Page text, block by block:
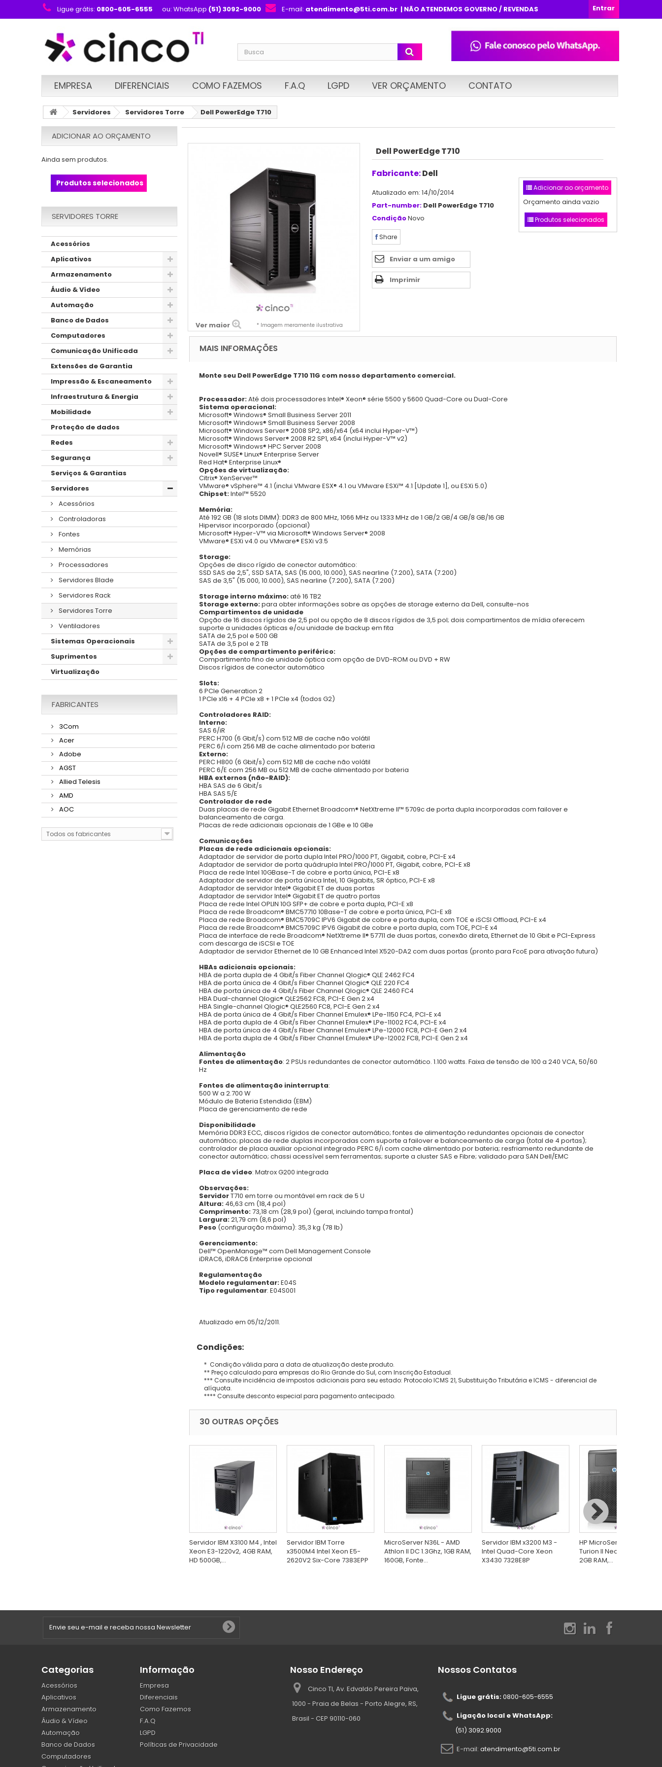
Entrar
Ligue grátis: 0800-605-6555 ou: WhatsApp (51) 3092-9000 E-mail: atendimento@5ti.com.br| NÃO ATENDEMOS GOVERNO / REVENDAS
EMPRESA DIFERENCIAIS COMO FAZEMOS F.A.Q LGPD VER ORÇAMENTO CONTATO
Servidores Servidores Torre Dell PowerEdge T710
ADICIONAR AO ORÇAMENTO
Ainda sem produtos.
Produtos selecionados
SERVIDORES TORRE
Acessórios
Aplicativos
Armazenamento
Áudio & Vídeo
Automação
Banco de Dados
Computadores
Comunicação Unificada
Extensões de Garantia
Impressão & Escaneamento
Infraestrutura & Energia
Mobilidade
Proteção de dados
Redes
Segurança
Serviços & Garantias
Servidores
Acessórios
Controladoras
Fontes
Memórias
Processadores
Servidores Blade
Servidores Rack
Servidores Torre
Ventiladores
Sistemas Operacionais
Suprimentos
Virtualização
FABRICANTES
3Com
Acer
Adobe
AGST
Allied Telesis
AMD
AOC
Todos os fabricantes
Ver maior * Imagem meramente ilustrativa
Dell PowerEdge T710
Fabricante:Dell
Atualizado em: 14/10/2014
Part-number: Dell PowerEdge T710
CondiçãoNovo
Share
Enviar a um amigo
Imprimir
Adicionar ao orçamento
Orçamento ainda vazio
Produtos selecionados
MAIS INFORMAÇÕES
Monte seu Dell PowerEdge T710 11G com nosso departamento comercial.
Processador:Até dois processadores Intel® Xeon® série 5500 y 5600 Quad-Core ou Dual-Core
Sistema operacional:
Microsoft® Windows® Small Business Server 2011
Microsoft® Windows® Small Business Server 2008
Microsoft® Windows Server® 2008 SP2, x86/x64 (x64 inclui Hyper-V™)
Microsoft® Windows Server® 2008 R2 SP1, x64 (inclui Hyper-V™ v2)
Microsoft® Windows® HPC Server 2008
Novell® SUSE® Linux® Enterprise Server
Red Hat® Enterprise Linux®
Opções de virtualização:
Citrix® XenServer™
VMware® vSphere™ 4.1 (inclui VMware ESX® 4.1 ou VMware ESXi™ 4.1 [Update 1], ou ESXi 5.0)
Chipset:Intel™ 5520
Memória:
Até 192 GB (18 slots DIMM): DDR3 de 800 MHz, 1066 MHz ou 1333 MHz de 1 GB/2 GB/4 GB/8 GB/16 GB
Hipervisor incorporado (opcional)
Microsoft® Hyper-V™ via Microsoft® Windows Server® 2008
VMware® ESXi v4.0 ou VMware® ESXi v3.5
Storage:
Opções de disco rígido de conector automático:
SSD SAS de 2,5", SSD SATA, SAS (15.000, 10.000), SAS nearline (7.200), SATA (7.200)
SAS de 3,5" (15.000, 10.000), SAS nearline (7.200), SATA (7.200)
Storage interno máximo:até 16 TB2
Storage externo:para obter informações sobre as opções de storage externo da Dell, consulte-nos
Compartimentos de unidade
Opção de 16 discos rígidos de 2,5 pol ou opção de 8 discos rígidos de 3,5 pol; dois compartimentos de mídia oferecem
suporte a unidades ópticas e/ou unidade de backup em fita
SATA de 2,5 pol e 500 GB
SATA de 3,5 pol e 2 TB
Opções de compartimento periférico:
Compartimento fino de unidade óptica com opção de DVD-ROM ou DVD + RW
Discos rígidos de conector automático
Slots:
6 PCIe Generation 2
1 PCIe x16 + 4 PCIe x8 + 1 PCIe x4 (todos G2)
Controladores RAID:
Interno:
SAS 6/iR
PERC H700 (6 Gbit/s) com 512 MB de cache não volátil
PERC 6/i com 256 MB de cache alimentado por bateria
Externo:
PERC H800 (6 Gbit/s) com 512 MB de cache não volátil
PERC 6/E com 256 MB ou 512 MB de cache alimentado por bateria
HBA externos (não-RAID):
HBA SAS de 6 Gbit/s
HBA SAS 5/E
Controlador de rede
Duas placas de rede Gigabit Ethernet Broadcom® NetXtreme II™ 5709c de porta dupla incorporadas com failover e
balanceamento de carga.
Placas de rede adicionais opcionais de 1 GBe e 10 GBe
Comunicações
Placas de rede adicionais opcionais:
Adaptador de servidor de porta dupla Intel PRO/1000 PT, Gigabit, cobre, PCI-E x4
Adaptador de servidor de porta quádrupla Intel PRO/1000 PT, Gigabit, cobre, PCI-E x8
Placa de rede Intel 10GBase-T de cobre e porta única, PCI-E x8
Adaptador de servidor de porta única Intel, 10 Gigabits, SR óptico, PCI-E x8
Adaptador de servidor Intel® Gigabit ET de duas portas
Adaptador de servidor Intel® Gigabit ET de quatro portas
Placa de rede Intel OPLIN 10G SFP+ de cobre e porta dupla, PCI-E x8
Placa de rede Broadcom® BMC57710 10Base-T de cobre e porta única, PCI-E x8
Placa de rede Broadcom® BMC5709C IPV6 Gigabit de cobre e porta dupla, com TOE e iSCSI Offload, PCI-E x4
Placa de rede Broadcom® BMC5709C IPV6 Gigabit de cobre e porta dupla, com TOE, PCI-E x4
Placa de interface de rede Broadcom® NetXtreme II® 57711 de duas portas, conexão direta, Ethernet de 10 Gbit e PCI-Express
com descarga de iSCSI e TOE
Adaptador de servidor Ethernet de 10 GB Enhanced Intel X520-DA2 com duas portas (pronto para FcoE para ativação futura)
HBAs adicionais opcionais:
HBA de porta dupla de 4 Gbit/s Fiber Channel Qlogic® QLE 2462 FC4
HBA de porta única de 4 Gbit/s Fiber Channel Qlogic® QLE 220 FC4
HBA de porta única de 4 Gbit/s Fiber Channel Qlogic® QLE 2460 FC4
HBA Dual-channel Qlogic® QLE2562 FC8, PCI-E Gen 2 x4
HBA Single-channel Qlogic® QLE2560 FC8, PCI-E Gen 2 x4
HBA de porta única de 4 Gbit/s Fiber Channel Emulex® LPe-1150 FC4, PCI-E x4
HBA de porta dupla de 4 Gbit/s Fiber Channel Emulex® LPe-11002 FC4, PCI-E x4
HBA de porta única de 4 Gbit/s Fiber Channel Emulex® LPe-12000 FC8, PCI-E Gen 2 x4
HBA de porta dupla de 4 Gbit/s Fiber Channel Emulex® LPe-12002 FC8, PCI-E Gen 2 x4
Alimentação
Fontes de alimentação: 2 PSUs redundantes de conector automático. 1.100 watts. Faixa de tensão de 100 a 240 VCA, 50/60
Hz
Fontes de alimentação ininterrupta:
500 W a 2.700 W
Módulo de Bateria Estendida (EBM)
Placa de gerenciamento de rede
Disponibilidade
Memória DDR3 ECC, discos rígidos de conector automático; fontes de alimentação redundantes opcionais de conector
automático; placas de rede duplas incorporadas com suporte a failover e balanceamento de carga (total de 4 portas);
controlador de placa auxiliar opcional integrado PERC 6/i com cache alimentado por bateria; resfriamento redundante de
conector automático; chassi acessível sem ferramentas; suporte a cluster SAS e Fibre; validado para SAN Dell/EMC
Placa de vídeo: Matrox G200 integrada
Observações:
ServidorT710 em torre ou montável em rack de 5 U
Altura: 46,63 cm (18,4 pol)
Comprimento:73,18 cm (28,9 pol) (geral, incluindo tampa frontal)
Largura:21,79 cm (8,6 pol)
Peso (configuração máxima): 35,3 kg (78 lb)
Gerenciamento:
Dell™ OpenManage™ com Dell Management Console
iDRAC6, iDRAC6 Enterprise opcional
Regulamentação
Modelo regulamentar:E04S
Tipo regulamentar: E04S001
Atualizado em 05/12/2011.
Condições:
* Condição válida para a data de atualização deste produto.
** Preço calculado para empresas do Rio Grande do Sul, com Inscrição Estadual.
*** Consulte incidência de impostos adicionais para seu estado: Protocolo ICMS 21, Substituição Tributária e ICMS - diferencial de
alíquota.
**** Consulte desconto especial para pagamento antecipado.
30 OUTRAS OPÇÕES
Servidor IBM X3100 M4 , Intel
Xeon E3-1220v2, 4GB RAM,
HD 500GB,...
Servidor IBM Torre
x3500M4 Intel Xeon E5-
2620V2 Six-Core 7383EPP
MicroServer N36L - AMD
Athlon II DC 1.3Ghz, 1GB RAM,
160GB, Fonte...
Servidor IBM x3200 M3 -
Intel Quad-Core Xeon
X3430 7328E8P
HP MicroServer N54L -
Turion II Neo N54L
2GB RAM,...
Categorias
Acessórios
Aplicativos
Armazenamento
Áudio & Vídeo
Automação
Banco de Dados
Computadores
Informação
Empresa
Diferenciais
Como Fazemos
F.A.Q
LGPD
Políticas de Privacidade
Nosso Endereço
Cinco TI, Av. Edvaldo Pereira Paiva,
1000 - Praia de Belas - Porto Alegre, RS,
Brasil - CEP 90110-060
Nossos Contatos
Ligue grátis:0800-605-6555
Ligação local e WhatsApp:
(51) 3092.9000
E-mail: atendimento@5ti.com.br